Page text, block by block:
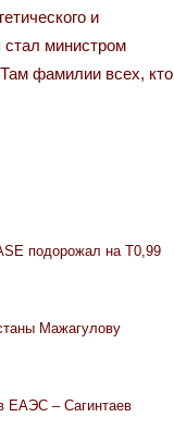
и
стал министром
фамилии всех, кто
подорожал на Т0,99
Мажагулову
ЕАЭС – Сагинтаев